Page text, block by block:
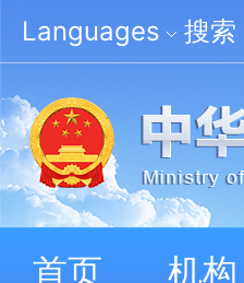
Languages 搜索
首页 机构